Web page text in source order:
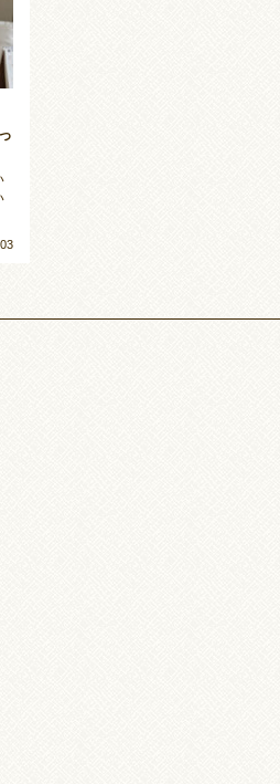
専門店 唐戸カモンワーフ店
らびもち 今日は唐戸で、ひんやり甘いひ